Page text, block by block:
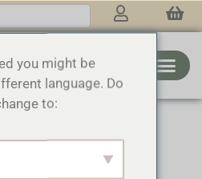
you might be
language. Do
to: